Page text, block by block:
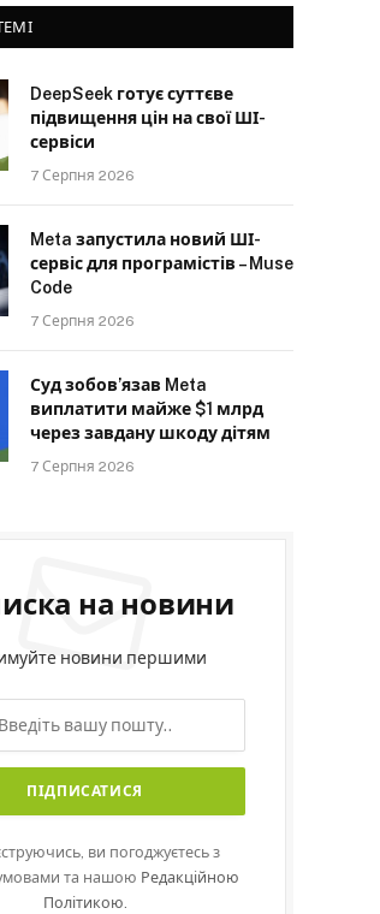
DeepSeek готує суттєве
підвищення цін на свої ШІ-
сервіси
7 Серпня 2026
Meta запустила новий ШІ-
сервіс для програмістів – Muse
Code
7 Серпня 2026
Суд зобов’язав Meta
виплатити майже $1 млрд
через завдану шкоду дітям
7 Серпня 2026
на новини
новини першими
ви погоджуєтесь з
та нашою Редакційною
Політикою.